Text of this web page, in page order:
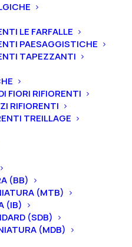
LE FARFALLE
PAESAGGISTICHE
TAPEZZANTI
FIORI RIFIORENTI
RIFIORENTI
TREILLAGE
(BB)
(MTB)
(IB)
(SDB)
(MDB)
Luster” ha un fiore
di Peonia peregrina.
vengono
radicale ben
alla dimensione della
16/18/20 cm